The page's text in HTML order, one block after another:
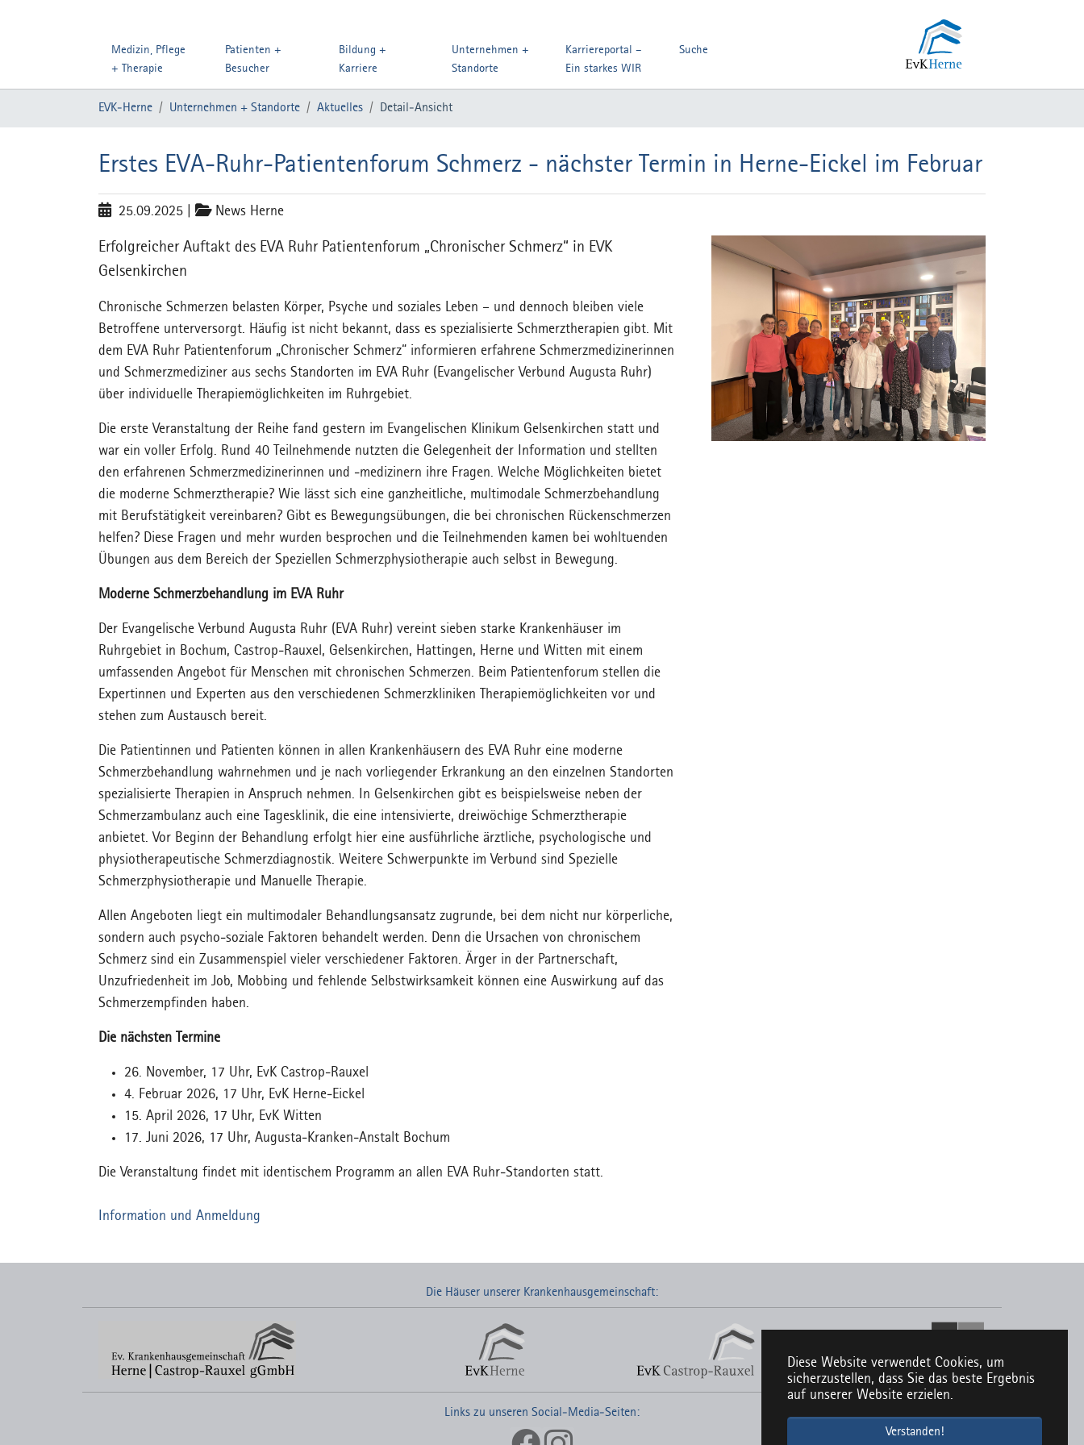
Diese Website verwendet Cookies, um
sicherzustellen, dass Sie das beste Ergebnis
auf unserer Website erzielen.
Verstanden!
Medizin, Pflege
+ Therapie
Patienten +
Besucher
Bildung +
Karriere
Unternehmen +
Standorte
Karriereportal –
Ein starkes WIR
Suche
Sie sind hier:
EVK-Herne Unternehmen + Standorte Aktuelles Detail-Ansicht
Erstes EVA-Ruhr-Patientenforum Schmerz - nächster Termin in Herne-Eickel im Februar
25.09.2025 News Herne
Erfolgreicher Auftakt des EVA Ruhr Patientenforum „Chronischer Schmerz“ in EVK
Gelsenkirchen
Chronische Schmerzen belasten Körper, Psyche und soziales Leben – und dennoch bleiben viele
Betroffene unterversorgt. Häufig ist nicht bekannt, dass es spezialisierte Schmerztherapien gibt. Mit
dem EVA Ruhr Patientenforum „Chronischer Schmerz“ informieren erfahrene Schmerzmedizinerinnen
und Schmerzmediziner aus sechs Standorten im EVA Ruhr (Evangelischer Verbund Augusta Ruhr)
über individuelle Therapiemöglichkeiten im Ruhrgebiet.
Die erste Veranstaltung der Reihe fand gestern im Evangelischen Klinikum Gelsenkirchen statt und
war ein voller Erfolg. Rund 40 Teilnehmende nutzten die Gelegenheit der Information und stellten
den erfahrenen Schmerzmedizinerinnen und -medizinern ihre Fragen. Welche Möglichkeiten bietet
die moderne Schmerztherapie? Wie lässt sich eine ganzheitliche, multimodale Schmerzbehandlung
mit Berufstätigkeit vereinbaren? Gibt es Bewegungsübungen, die bei chronischen Rückenschmerzen
helfen? Diese Fragen und mehr wurden besprochen und die Teilnehmenden kamen bei wohltuenden
Übungen aus dem Bereich der Speziellen Schmerzphysiotherapie auch selbst in Bewegung.
Moderne Schmerzbehandlung im EVA Ruhr
Der Evangelische Verbund Augusta Ruhr (EVA Ruhr) vereint sieben starke Krankenhäuser im
Ruhrgebiet in Bochum, Castrop-Rauxel, Gelsenkirchen, Hattingen, Herne und Witten mit einem
umfassenden Angebot für Menschen mit chronischen Schmerzen. Beim Patientenforum stellen die
Expertinnen und Experten aus den verschiedenen Schmerzkliniken Therapiemöglichkeiten vor und
stehen zum Austausch bereit.
Die Patientinnen und Patienten können in allen Krankenhäusern des EVA Ruhr eine moderne
Schmerzbehandlung wahrnehmen und je nach vorliegender Erkrankung an den einzelnen Standorten
spezialisierte Therapien in Anspruch nehmen. In Gelsenkirchen gibt es beispielsweise neben der
Schmerzambulanz auch eine Tagesklinik, die eine intensivierte, dreiwöchige Schmerztherapie
anbietet. Vor Beginn der Behandlung erfolgt hier eine ausführliche ärztliche, psychologische und
physiotherapeutische Schmerzdiagnostik. Weitere Schwerpunkte im Verbund sind Spezielle
Schmerzphysiotherapie und Manuelle Therapie.
Allen Angeboten liegt ein multimodaler Behandlungsansatz zugrunde, bei dem nicht nur körperliche,
sondern auch psycho-soziale Faktoren behandelt werden. Denn die Ursachen von chronischem
Schmerz sind ein Zusammenspiel vieler verschiedener Faktoren. Ärger in der Partnerschaft,
Unzufriedenheit im Job, Mobbing und fehlende Selbstwirksamkeit können eine Auswirkung auf das
Schmerzempfinden haben.
Die nächsten Termine
26. November, 17 Uhr, EvK Castrop-Rauxel
4. Februar 2026, 17 Uhr, EvK Herne-Eickel
15. April 2026, 17 Uhr, EvK Witten
17. Juni 2026, 17 Uhr, Augusta-Kranken-Anstalt Bochum
Die Veranstaltung findet mit identischem Programm an allen EVA Ruhr-Standorten statt.
Information und Anmeldung
Die Häuser unserer Krankenhausgemeinschaft:
Links zu unseren Social-Media-Seiten: